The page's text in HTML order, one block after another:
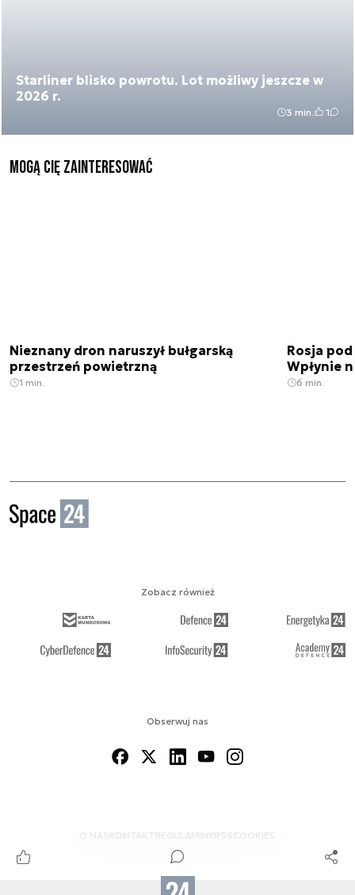
Starliner blisko powrotu. Lot możliwy jeszcze w
2026 r.
3 min. 1
Mogą Cię zainteresować
Nieznany dron naruszył bułgarską
przestrzeń powietrzną
1 min.
Rosja
Wpłynie
6 min.
Obserwuj nas
O NAS KONTAKTREGULAMINYRSS COOKIES
Zobacz również